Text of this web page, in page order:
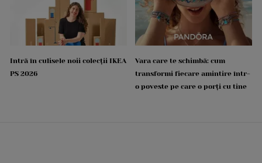
Intră în culisele noii colecții IKEA
PS 2026
Vara care te schimbă: cum
transformi fiecare amintire într-
o poveste pe care o porți cu tine